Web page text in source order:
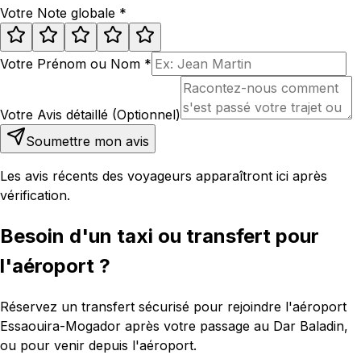
Votre Note globale *
Votre Prénom ou Nom *
Votre Avis détaillé (Optionnel)
Soumettre mon avis
Les avis récents des voyageurs apparaîtront ici après
vérification.
Besoin d'un taxi ou transfert pour
l'aéroport ?
Réservez un transfert sécurisé pour rejoindre l'aéroport
Essaouira-Mogador après votre passage au Dar Baladin,
ou pour venir depuis l'aéroport.